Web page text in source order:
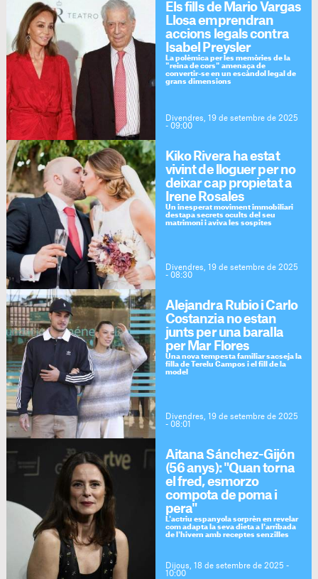
Els fills de Mario Vargas
Llosa emprendran
accions legals contra
Isabel Preysler
La polèmica per les memòries de la
"reina de cors" amenaça de
convertir-se en un escàndol legal de
grans dimensions
Divendres, 19 de setembre de 2025
- 09:00
Kiko Rivera ha estat
vivint de lloguer per no
deixar cap propietat a
Irene Rosales
Un inesperat moviment immobiliari
destapa secrets ocults del seu
matrimoni i aviva les sospites
Divendres, 19 de setembre de 2025
- 08:30
Alejandra Rubio i Carlo
Costanzia no estan
junts per una baralla
per Mar Flores
Una nova tempesta familiar sacseja la
filla de Terelu Campos i el fill de la
model
Divendres, 19 de setembre de 2025
- 08:01
Aitana Sánchez-Gijón
(56 anys): "Quan torna
el fred, esmorzo
compota de poma i
pera"
L'actriu espanyola sorprèn en revelar
com adapta la seva dieta a l'arribada
de l'hivern amb receptes senzilles
Dijous, 18 de setembre de 2025 -
10:00